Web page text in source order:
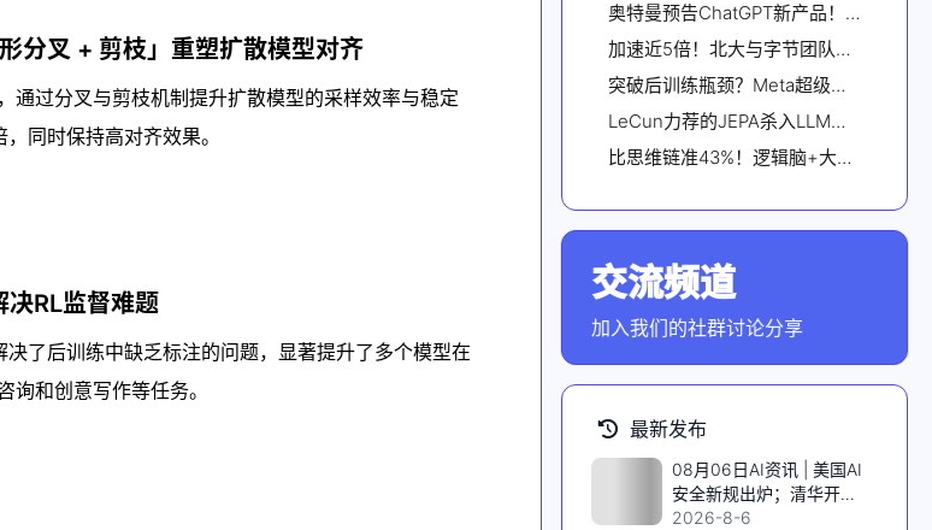
分叉 + 剪枝」重塑扩散模型对齐
通过分叉与剪枝机制提升扩散模型的采样效率与稳定
同时保持高对齐效果。
RL监督难题
了后训练中缺乏标注的问题，显著提升了多个模型在
和创意写作等任务。
奥特曼预告ChatGPT新产品！Pro会员也要额外收费，这次不计成本投入算力
加速近5倍！北大与字节团队提出BranchGRPO，用「树形分叉 + 剪枝」重塑扩散模型对齐
突破后训练瓶颈？Meta超级智能实验室又一力作：CaT解决RL监督难题
LeCun力荐的JEPA杀入LLM，用CV的思路训练LLM，性能鲁棒性双丰收
比思维链准43%！逻辑脑+大模型直觉，推理可靠性大幅提升
交流频道
加入我们的社群讨论分享
点击加入社群
最新发布
08月06日AI资讯 | 美国AI
安全新规出炉；清华开源
千亿MoE视频模型；谷歌
2026-8-6